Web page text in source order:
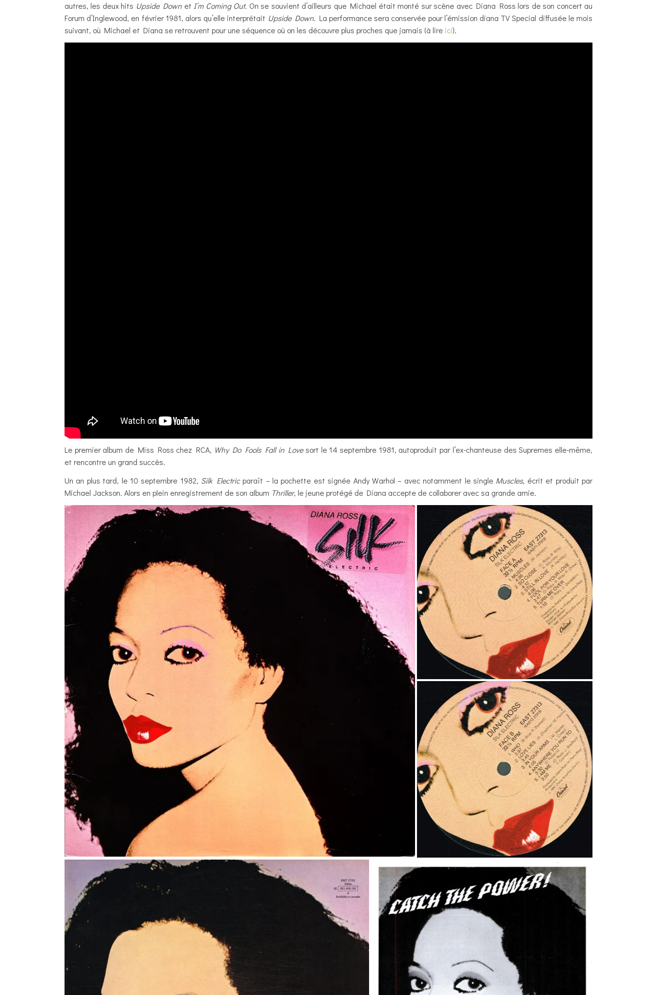
autres, les deux hits Upside Down et I’m Coming Out. On se souvient d’ailleurs que Michael était monté sur scène avec Diana Ross lors de son concert au
Forum d’Inglewood, en février 1981, alors qu’elle interprétait Upside Down. La performance sera conservée pour l’émission diana TV Special diffusée le mois
suivant, où Michael et Diana se retrouvent pour une séquence où on les découvre plus proches que jamais (à lire ici).
Le premier album de Miss Ross chez RCA, Why Do Fools Fall in Lovesort le 14 septembre 1981, autoproduit par l’ex-chanteuse des Supremes elle-même,
et rencontre un grand succès.
Un an plus tard, le 10 septembre 1982, Silk Electricparaît – la pochette est signée Andy Warhol – avec notamment le single Muscles, écrit et produit par
Michael Jackson. Alors en plein enregistrement de son album Thriller, le jeune protégé de Diana accepte de collaborer avec sa grande amie.